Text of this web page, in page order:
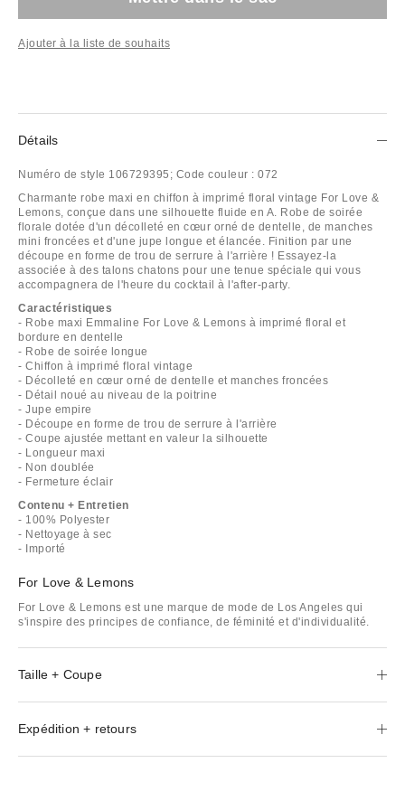
Ajouter à la liste de souhaits
Détails
Numéro de style 106729395; Code couleur : 072
Charmante robe maxi en chiffon à imprimé floral vintage For Love &
Lemons, conçue dans une silhouette fluide en A. Robe de soirée
florale dotée d'un décolleté en cœur orné de dentelle, de manches
mini froncées et d'une jupe longue et élancée. Finition par une
découpe en forme de trou de serrure à l'arrière ! Essayez-la
associée à des talons chatons pour une tenue spéciale qui vous
accompagnera de l'heure du cocktail à l'after-party.
Caractéristiques
- Robe maxi Emmaline For Love & Lemons à imprimé floral et
bordure en dentelle
- Robe de soirée longue
- Chiffon à imprimé floral vintage
- Décolleté en cœur orné de dentelle et manches froncées
- Détail noué au niveau de la poitrine
- Jupe empire
- Découpe en forme de trou de serrure à l'arrière
- Coupe ajustée mettant en valeur la silhouette
- Longueur maxi
- Non doublée
- Fermeture éclair
Contenu + Entretien
- 100% Polyester
- Nettoyage à sec
- Importé
For Love & Lemons
For Love & Lemons est une marque de mode de Los Angeles qui
s'inspire des principes de confiance, de féminité et d'individualité.
Taille + Coupe
Expédition + retours